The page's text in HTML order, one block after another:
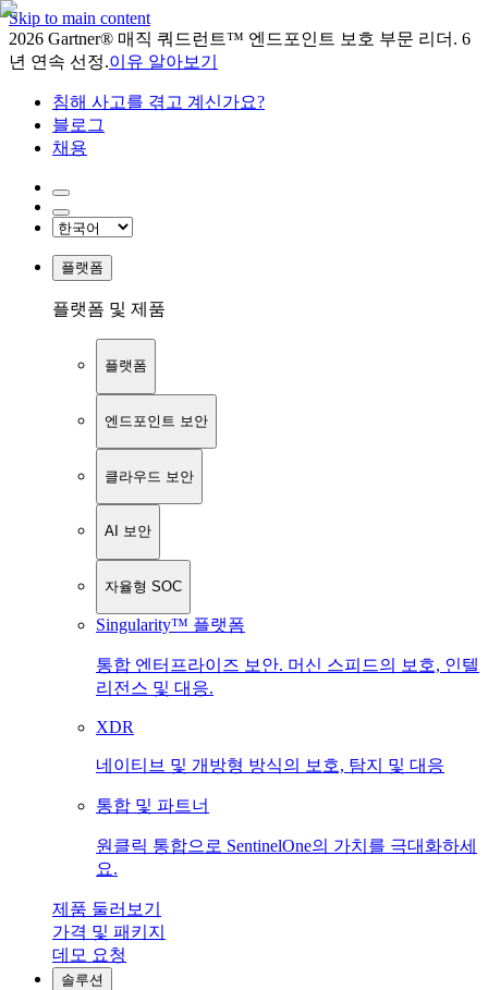
Skip to main content
2026 Gartner® 매직 쿼드런트™ 엔드포인트 보호 부문 리더. 6
년 연속 선정.이유 알아보기
침해 사고를 겪고 계신가요?
블로그
채용
플랫폼
플랫폼 및 제품
플랫폼
엔드포인트 보안
클라우드 보안
AI 보안
자율형 SOC
Singularity™ 플랫폼
통합 엔터프라이즈 보안. 머신 스피드의 보호, 인텔
리전스 및 대응.
XDR
네이티브 및 개방형 방식의 보호, 탐지 및 대응
통합 및 파트너
원클릭 통합으로 SentinelOne의 가치를 극대화하세
요.
제품 둘러보기
가격 및 패키지
데모 요청
솔루션